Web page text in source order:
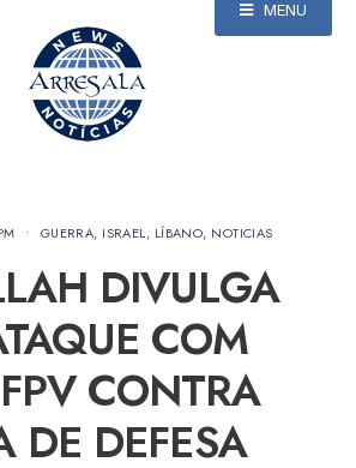
MENU
• GUERRA, ISRAEL, LÍBANO, NOTICIAS
DIVULGA
COM
CONTRA
DE DEFESA